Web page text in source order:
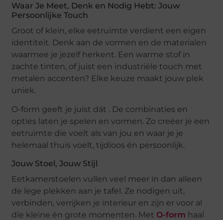
Waar Je Meet, Denk en Nodig Hebt: Jouw
Persoonlijke Touch
Groot of klein, elke eetruimte verdient een eigen
identiteit. Denk aan de vormen en de materialen
waarmee je jezelf herkent. Een warme stof in
zachte tinten, of juist een industriële touch met
metalen accenten? Elke keuze maakt jouw plek
uniek.
O-form geeft je juist dát . De combinaties en
opties laten je spelen en vormen. Zo creëer je een
eetruimte die voelt als van jou en waar je je
helemaal thuis voelt, tijdloos én persoonlijk.
Jouw Stoel, Jouw Stijl
Eetkamerstoelen vullen veel meer in dan alleen
de lege plekken aan je tafel. Ze nodigen uit,
verbinden, verrijken je interieur en zijn er voor al
die kleine én grote momenten. Met O-form haal